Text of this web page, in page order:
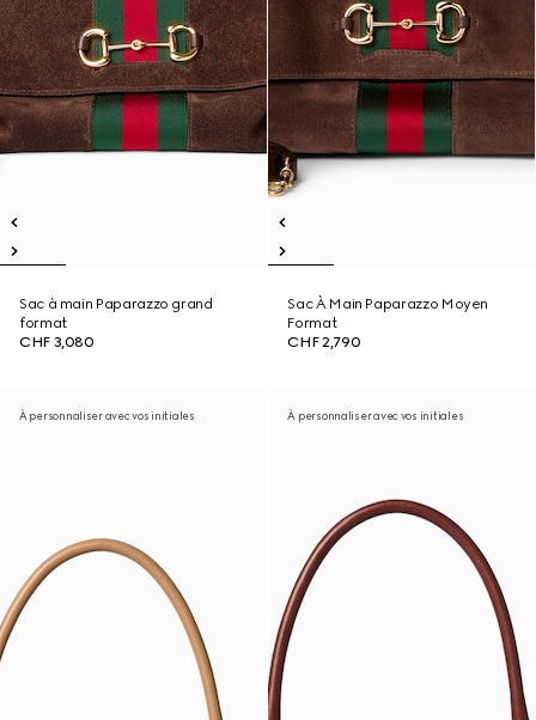
Sac à main Paparazzo grand
format
CHF 3,080
Sac À Main Paparazzo Moyen
Format
CHF 2,790
À personnaliser avec vos initiales À personnaliser avec vos initiales